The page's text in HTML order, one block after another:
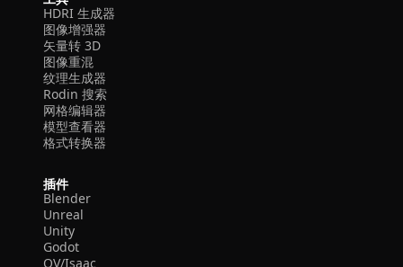
HDRI 生成器
图像增强器
矢量转 3D
图像重混
纹理生成器
Rodin 搜索
网格编辑器
模型查看器
格式转换器
插件
Blender
Unreal
Unity
Godot
OV/Isaac